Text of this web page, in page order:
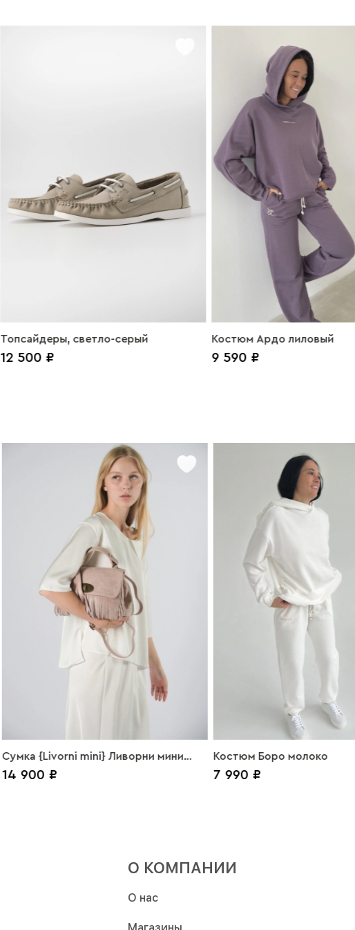
Топсайдеры, светло-серый
12 500 ₽
Костюм Ардо лиловый
9 590 ₽
Сумка {Livorni mini} Ливорни мини
пудра
14 900 ₽
Костюм Боро молоко
7 990 ₽
О КОМПАНИИ
О нас